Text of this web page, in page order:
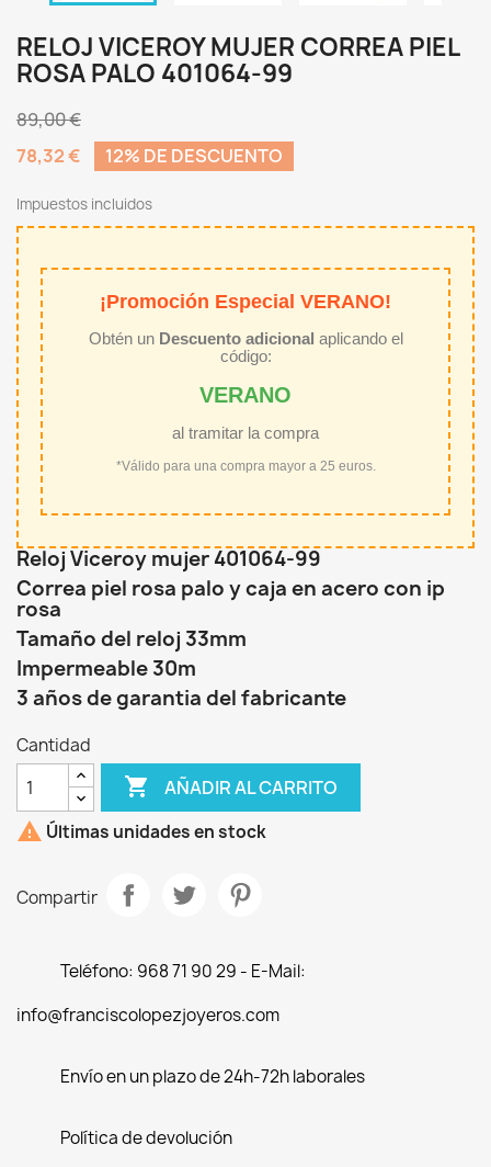
RELOJ VICEROY MUJER CORREA PIEL
ROSA PALO 401064-99
89,00 €
78,32 €
12% DE DESCUENTO
Impuestos incluidos
¡Promoción Especial VERANO!
Obtén un Descuento adicional aplicando el
código:
VERANO
al tramitar la compra
*Válido para una compra mayor a 25 euros.
Reloj Viceroy mujer 401064-99
Correa piel rosa palo y caja en acero con ip
rosa
Tamaño del reloj 33mm
Impermeable 30m
3 años de garantia del fabricante
Cantidad
 AÑADIR AL CARRITO
 Últimas unidades en stock
Compartir
Teléfono: 968 71 90 29 - E-Mail:
info@franciscolopezjoyeros.com
Envío en un plazo de 24h-72h laborales
Política de devolución